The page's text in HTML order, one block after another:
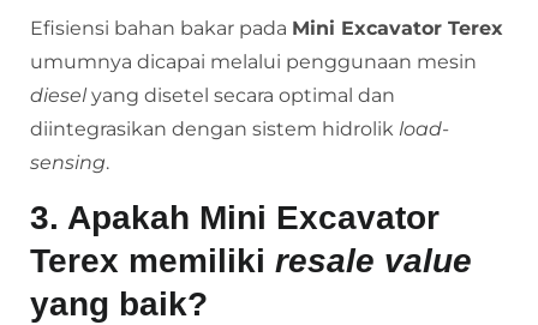
Efisiensi bahan bakar pada Mini Excavator Terex
umumnya dicapai melalui penggunaan mesin
dieselyang disetel secara optimal dan
diintegrasikan dengan sistem hidrolik load-
sensing.
3. Apakah Mini Excavator
Terex memiliki resale value
yang baik?